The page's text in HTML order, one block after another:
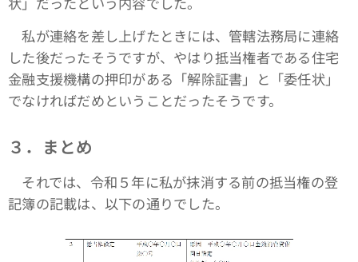
私が連絡を差し上げたときには、管轄法務局に連絡
した後だったそうですが、やはり抵当権者である住宅
金融支援機構の押印がある「解除証書」と「委任状」
でなければだめということだったそうです。
３．まとめ
それでは、令和５年に私が抹消する前の抵当権の登
記簿の記載は、以下の通りでした。